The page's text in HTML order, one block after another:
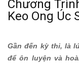
Chương
Keo Ong Úc
Gần đến kỳ thi, là
để ôn luyện và